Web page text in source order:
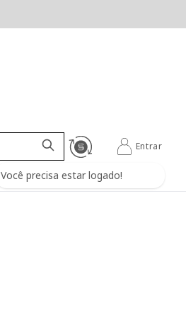
Você precisa estar logado!
Entrar